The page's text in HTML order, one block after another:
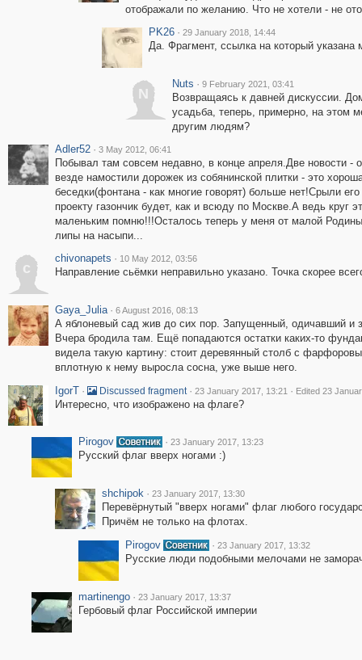
отображали по желанию. Что не хотели - не
PK26 · 29 January 2018, 14:44
Да. Фрагмент, ссылка на который
N
Nuts · 9 February 2021, 03:41
Возвращаясь к давней дискуссии.
усадьба, теперь, примерно, на этом
другим людям?
Adler52 · 3 May 2012, 06:41
Побывал там совсем недавно, в конце апреля.Две новости -
везде намостили дорожек из собянинской плитки - это
беседки(фонтана - как многие говорят) больше нет!Срыли
проекту газончик будет, как и всюду по Москве.А ведь круг
маленьким помню!!!Осталось теперь у меня от малой
липы на насыпи...
c
chivonapets · 10 May 2012, 03:56
Направление сьёмки неправильно указано. Точка скорее
Gaya_Julia · 6 August 2016, 08:13
А яблоневый сад жив до сих пор. Запущенный, одичавший и
Вчера бродила там. Ещё попадаются остатки каких-то
видела такую картину: стоит деревянный столб с
вплотную к нему выросла сосна, уже выше него.
IgorT · Discussed fragment · 23 January 2017, 13:21 · Edited 23
Интересно, что изображено на флаге?
Pirogov · 23 January 2017, 13:23
Русский флаг вверх ногами :)
shchipok · 23 January 2017, 13:30
Перевёрнутый "вверх ногами" флаг любого
Причём не только на флотах.
Pirogov
· 23 January 2017, 13:32
Русские люди подобными мелочами не
martinengo · 23 January 2017, 13:37
Гербовый флаг Российской империи